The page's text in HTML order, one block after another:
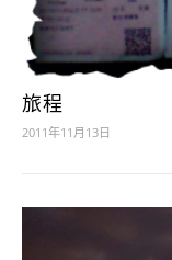
旅程
2011年11月13日